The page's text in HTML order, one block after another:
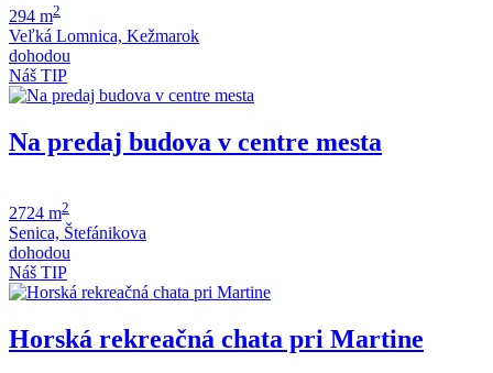
294 m2
Veľká Lomnica, Kežmarok
dohodou
Náš TIP
Na predaj budova v centre mesta
2724 m2
Senica, Štefánikova
dohodou
Náš TIP
Horská rekreačná chata pri Martine